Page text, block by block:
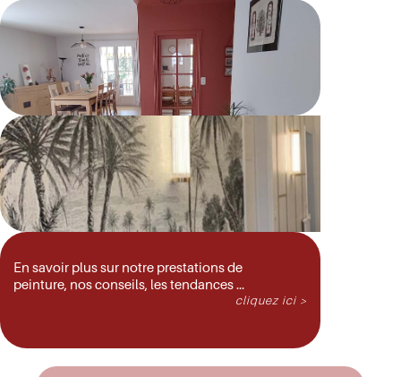
En savoir plus sur notre prestations de
peinture, nos conseils, les tendances …
cliquez ici >